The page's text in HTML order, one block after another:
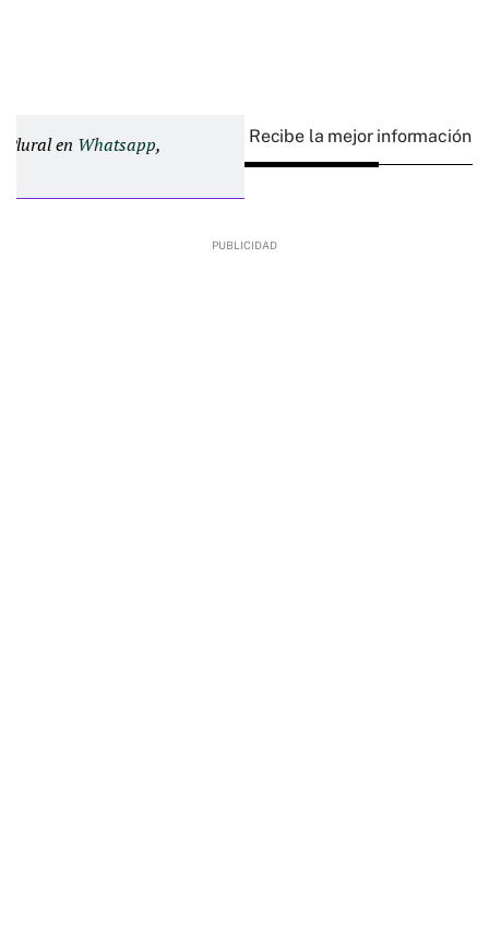
Plural en Whatsapp, Recibe la mejor información